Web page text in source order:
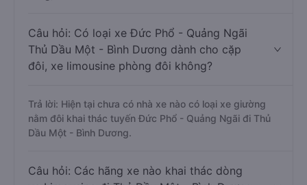
Câu hỏi: Có loại xe Đức Phổ - Quảng Ngãi
Thủ Dầu Một - Bình Dương dành cho cặp
đôi, xe limousine phòng đôi không?
Trả lời: Hiện tại chưa có nhà xe nào có loại xe giường
nằm đôi khai thác tuyến Đức Phổ - Quảng Ngãi đi Thủ
Dầu Một - Bình Dương.
Câu hỏi: Các hãng xe nào khai thác dòng